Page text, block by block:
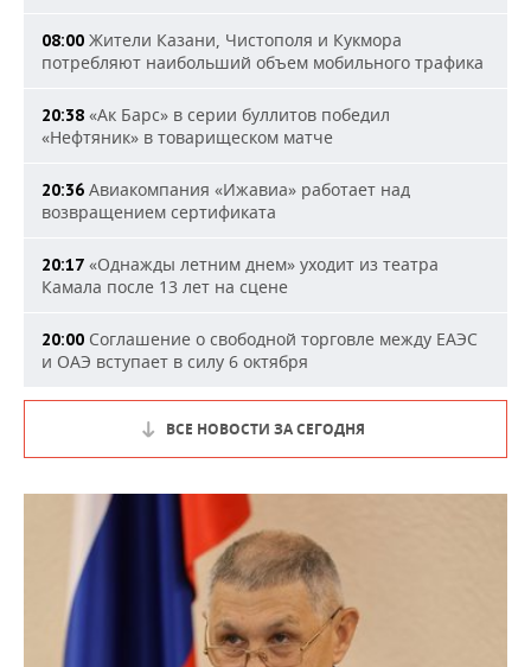
08:00 Жители Казани, Чистополя и Кукмора
потребляют наибольший объем мобильного трафика
20:38 «Ак Барс» в серии буллитов победил
«Нефтяник» в товарищеском матче
20:36 Авиакомпания «Ижавиа» работает над
возвращением сертификата
20:17 «Однажды летним днем» уходит из театра
Камала после 13 лет на сцене
20:00 Соглашение о свободной торговле между ЕАЭС
и ОАЭ вступает в силу 6 октября
ВСЕ НОВОСТИ ЗА СЕГОДНЯ